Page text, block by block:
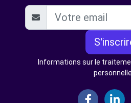
Informations sur le